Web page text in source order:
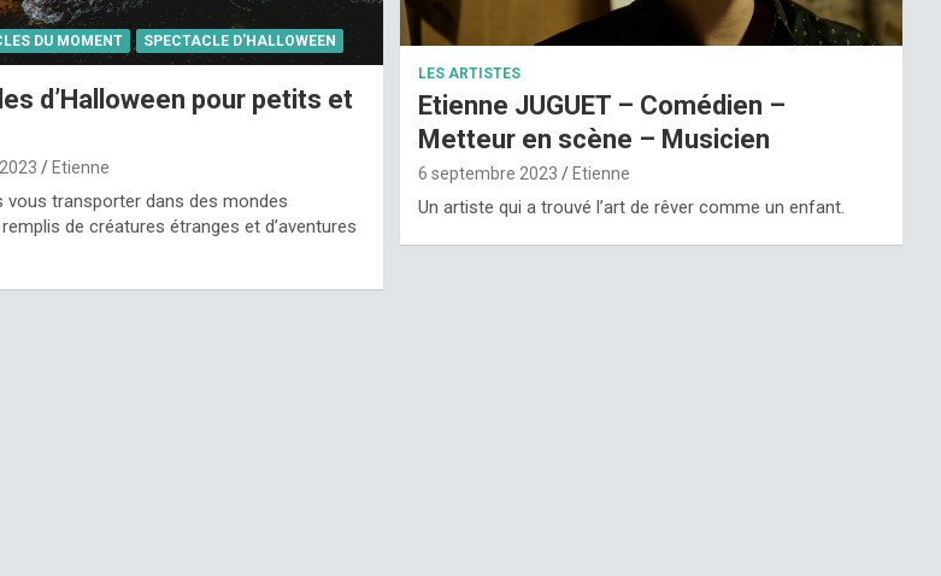
DU MOMENT SPECTACLE D'HALLOWEEN
d’Halloween pour petits et
Etienne
vous transporter dans des mondes
de créatures étranges et d’aventures
LES ARTISTES
Etienne JUGUET – Comédien –
Metteur en scène – Musicien
6 septembre 2023 Etienne
Un artiste qui a trouvé l’art de rêver comme un enfant.